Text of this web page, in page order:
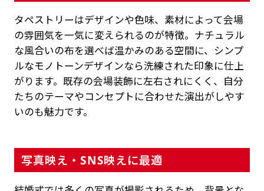
タペストリーはデザインや色味、素材によって会場
の雰囲気を一気に変えられるのが特徴。ナチュラル
な風合いの布を選べば温かみのある空間に、シンプ
ルなモノトーンデザインなら洗練された印象に仕上
がります。既存の会場装飾に左右されにくく、自分
たちのテーマやコンセプトに合わせた演出がしやす
いのも魅力です。
写真映え・SNS映えに最適